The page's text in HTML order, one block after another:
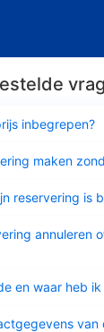
inbegrepen?
maken
reservering is
annuleren
en waar heb